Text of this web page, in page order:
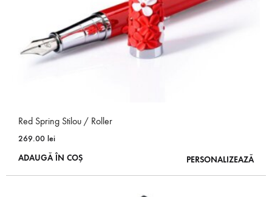
Red Spring Stilou / Roller
269.00 lei
ADAUGĂ ÎN COȘ
PERSONALIZEAZĂ